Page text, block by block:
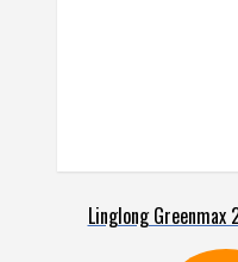
Linglong Greenmax